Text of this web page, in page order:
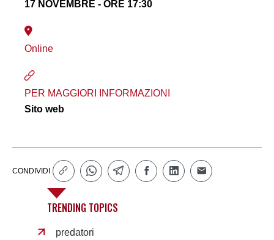
17 NOVEMBRE - ORE 17:30
Online
PER MAGGIORI INFORMAZIONI
Sito web
CONDIVIDI
TRENDING TOPICS
predatori